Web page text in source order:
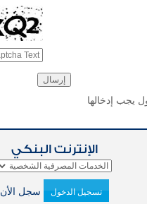
يجب إدخالها
الإنترنت البنكي
تسجيل الدخول سجل الأن